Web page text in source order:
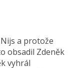
a protože
obsadil Zdeněk
vyhrál